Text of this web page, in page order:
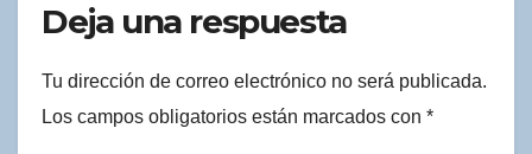
Deja una respuesta
Tu dirección de correo electrónico no será publicada.
Los campos obligatorios están marcados con *